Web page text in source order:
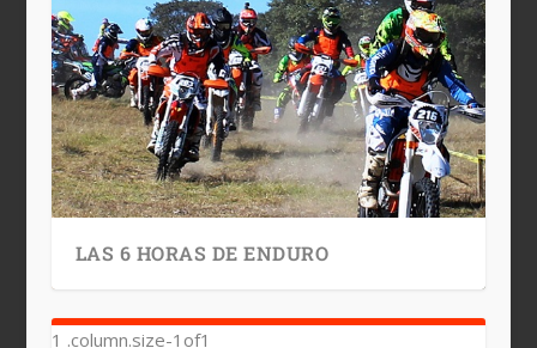
LAS 6 HORAS DE ENDURO